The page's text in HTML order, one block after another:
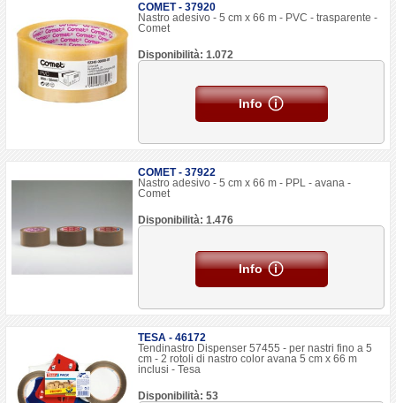
COMET - 37920
Nastro adesivo - 5 cm x 66 m - PVC - trasparente -
Comet
Disponibilità: 1.072
Info
COMET - 37922
Nastro adesivo - 5 cm x 66 m - PPL - avana -
Comet
Disponibilità: 1.476
Info
TESA - 46172
Tendinastro Dispenser 57455 - per nastri fino a 5
cm - 2 rotoli di nastro color avana 5 cm x 66 m
inclusi - Tesa
Disponibilità: 53